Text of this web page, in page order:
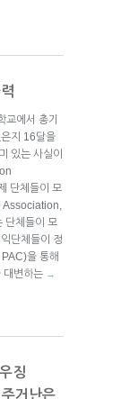
에서 총기
지 16달을
있는 사실이
단체들이 모
Association,
단체들이 모
단체들이 정
을 통해
대변하는 →
징
거난은